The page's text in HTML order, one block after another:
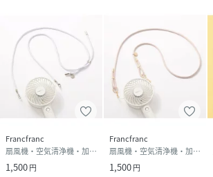
外してください。
�Aインナーケースにクリップを取付け、
入れてください。
�Bインナーケースをカバー溝に合わせて
方向にスライドしてしっかり固定してくだ
�Cハンディファンに装着してください。
性別タイプ ユニセックス
Francfranc
扇風機・空気清浄機・加湿器
1,500円
Francfranc
扇風機・空気清浄機・加湿器
1,500円